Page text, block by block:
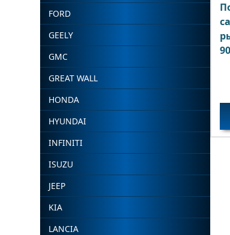
FORD
GEELY
GMC
GREAT WALL
HONDA
HYUNDAI
INFINITI
ISUZU
JEEP
KIA
LANCIA